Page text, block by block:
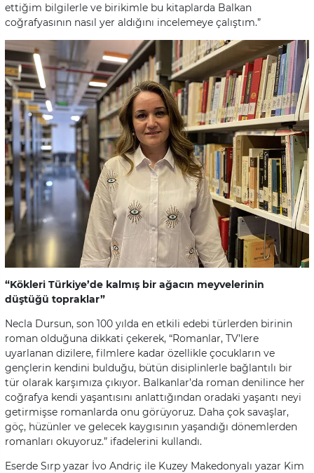
ettiğim bilgilerle ve birikimle bu kitaplarda Balkan
coğrafyasının nasıl yer aldığını incelemeye çalıştım.”
“Kökleri Türkiye’de kalmış bir ağacın meyvelerinin
düştüğü topraklar”
Necla Dursun, son 100 yılda en etkili edebi türlerden birinin
roman olduğuna dikkati çekerek, “Romanlar, TV’lere
uyarlanan dizilere, filmlere kadar özellikle çocukların ve
gençlerin kendini bulduğu, bütün disiplinlerle bağlantılı bir
tür olarak karşımıza çıkıyor. Balkanlar’da roman denilince her
coğrafya kendi yaşantısını anlattığından oradaki yaşantı neyi
getirmişse romanlarda onu görüyoruz. Daha çok savaşlar,
göç, hüzünler ve gelecek kaygısının yaşandığı dönemlerden
romanları okuyoruz.” ifadelerini kullandı.
Eserde Sırp yazar İvo Andriç ile Kuzey Makedonyalı yazar Kim